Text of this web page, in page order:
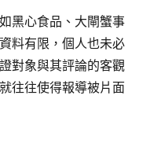
黑心食品、大閘蟹事
料有限，個人也未必
對象與其評論的客觀
往往使得報導被片面